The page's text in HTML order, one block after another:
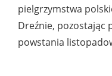
pielgrzymstwa
Dreźnie, pozostając
powstania